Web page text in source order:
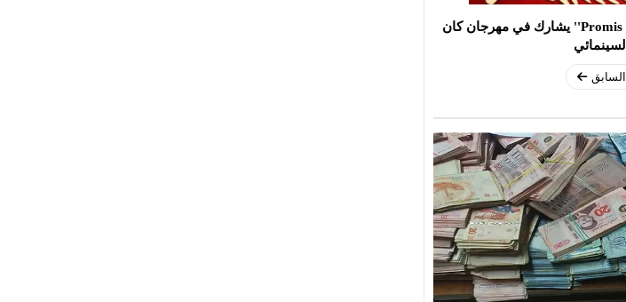
الفيلم التونسي ''Promis Le Ciel'' يشارك في مهرجان كان
السينمائي
السابق